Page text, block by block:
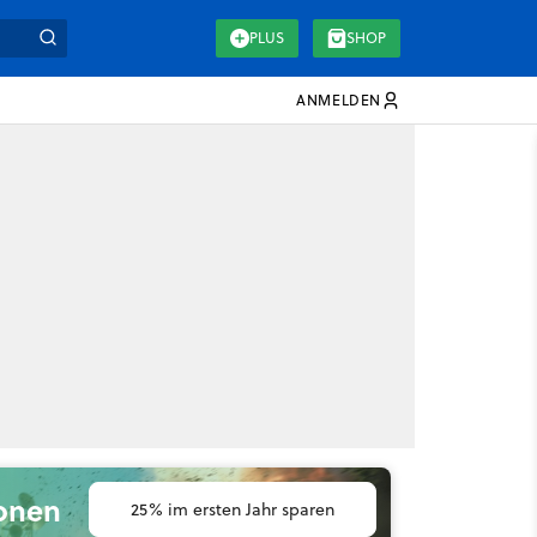
PLUS SHOP
ANMELDEN
25% im ersten Jahr sparen